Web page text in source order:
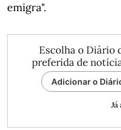
emigra".
Escolha o Diário
preferida de
Adicionar o